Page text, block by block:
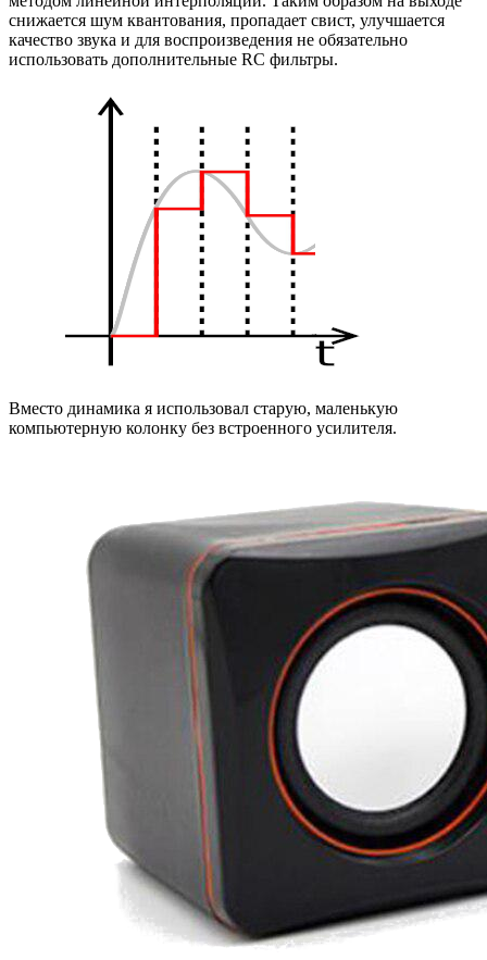
снижается шум квантования, пропадает свист, улучшается
качество звука и для воспроизведения не обязательно
использовать дополнительные RC фильтры.
Вместо динамика я использовал старую, маленькую
компьютерную колонку без встроенного усилителя.